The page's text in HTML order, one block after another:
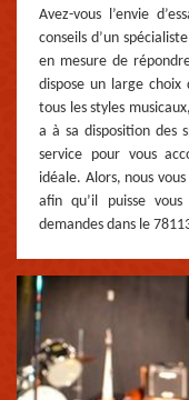
Avez-vous l’envie
conseils d’un
en mesure de
dispose un large
tous les styles
a à sa disposition des
service pour vous
idéale. Alors, nous
afin qu’il puisse
demandes dans le